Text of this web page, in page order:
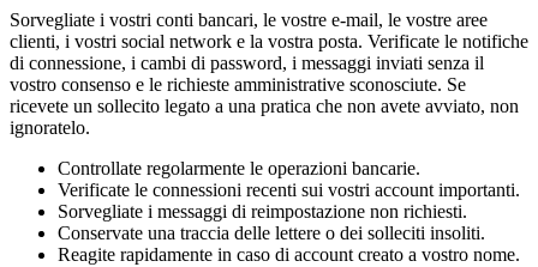
Sorvegliate i vostri conti bancari, le vostre e-mail, le vostre aree
clienti, i vostri social network e la vostra posta. Verificate le notifiche
di connessione, i cambi di password, i messaggi inviati senza il
vostro consenso e le richieste amministrative sconosciute. Se
ricevete un sollecito legato a una pratica che non avete avviato, non
ignoratelo.
Controllate regolarmente le operazioni bancarie.
Verificate le connessioni recenti sui vostri account importanti.
Sorvegliate i messaggi di reimpostazione non richiesti.
Conservate una traccia delle lettere o dei solleciti insoliti.
Reagite rapidamente in caso di account creato a vostro nome.